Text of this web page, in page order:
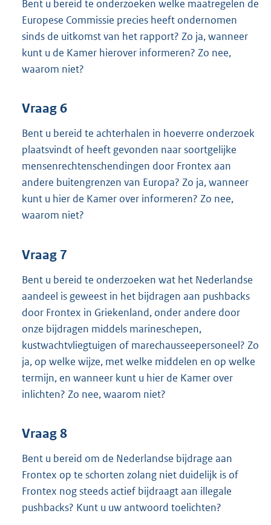
Bent u bereid te onderzoeken welke maatregelen de
Europese Commissie precies heeft ondernomen
sinds de uitkomst van het rapport? Zo ja, wanneer
kunt u de Kamer hierover informeren? Zo nee,
waarom niet?
Vraag 6
Bent u bereid te achterhalen in hoeverre onderzoek
plaatsvindt of heeft gevonden naar soortgelijke
mensenrechtenschendingen door Frontex aan
andere buitengrenzen van Europa? Zo ja, wanneer
kunt u hier de Kamer over informeren? Zo nee,
waarom niet?
Vraag 7
Bent u bereid te onderzoeken wat het Nederlandse
aandeel is geweest in het bijdragen aan pushbacks
door Frontex in Griekenland, onder andere door
onze bijdragen middels marineschepen,
kustwachtvliegtuigen of marechausseepersoneel? Zo
ja, op welke wijze, met welke middelen en op welke
termijn, en wanneer kunt u hier de Kamer over
inlichten? Zo nee, waarom niet?
Vraag 8
Bent u bereid om de Nederlandse bijdrage aan
Frontex op te schorten zolang niet duidelijk is of
Frontex nog steeds actief bijdraagt aan illegale
pushbacks? Kunt u uw antwoord toelichten?